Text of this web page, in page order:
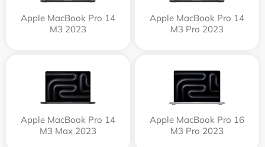
Apple MacBook Pro 14
M3 2023
Apple MacBook Pro 14
M3 Pro 2023
Apple MacBook Pro 14
M3 Max 2023
Apple MacBook Pro 16
M3 Pro 2023